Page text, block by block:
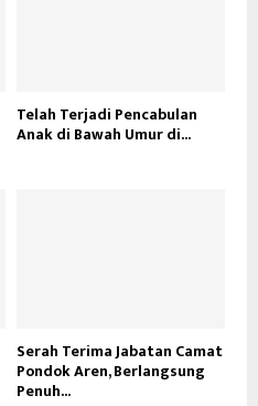
Telah Terjadi Pencabulan
Anak di Bawah Umur di...
Serah Terima Jabatan Camat
Pondok Aren, Berlangsung
Penuh...